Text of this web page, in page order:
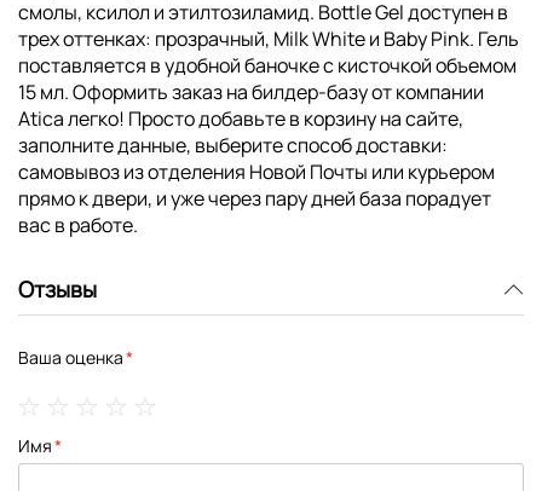
смолы, ксилол и этилтозиламид. Bottle Gel доступен в
трех оттенках: прозрачный, Milk White и Baby Pink. Гель
поставляется в удобной баночке с кисточкой объемом
15 мл. Оформить заказ на билдер-базу от компании
Atica легко! Просто добавьте в корзину на сайте,
заполните данные, выберите способ доставки:
самовывоз из отделения Новой Почты или курьером
прямо к двери, и уже через пару дней база порадует
вас в работе.
Отзывы
Ваша оценка
star
stars
stars
stars
stars
Имя